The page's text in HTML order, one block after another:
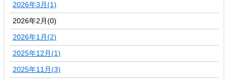
2026年3月(1)
2026年2月(0)
2026年1月(2)
2025年12月(1)
2025年11月(3)